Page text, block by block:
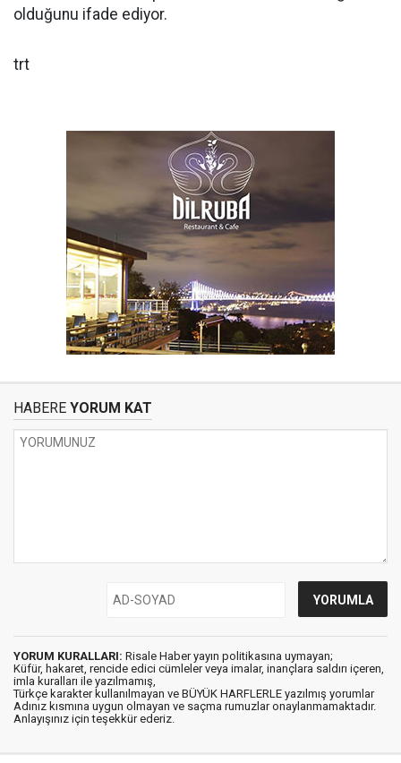
olduğunu ifade ediyor.
trt
HABERE YORUM KAT
YORUM KURALLARI: Risale Haber yayın politikasına uymayan;
Küfür, hakaret, rencide edici cümleler veya imalar, inançlara saldırı içeren,
imla kuralları ile yazılmamış,
Türkçe karakter kullanılmayan ve BÜYÜK HARFLERLE yazılmış yorumlar
Adınız kısmına uygun olmayan ve saçma rumuzlar onaylanmamaktadır.
Anlayışınız için teşekkür ederiz.